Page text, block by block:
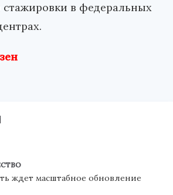
стажировки в федеральных
ждет масштабное обновление